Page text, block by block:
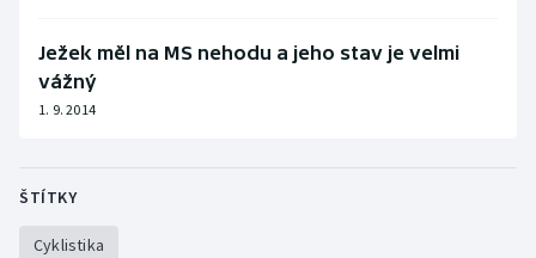
Ježek měl na MS nehodu a jeho stav je velmi
vážný
1. 9. 2014
ŠTÍTKY
Cyklistika